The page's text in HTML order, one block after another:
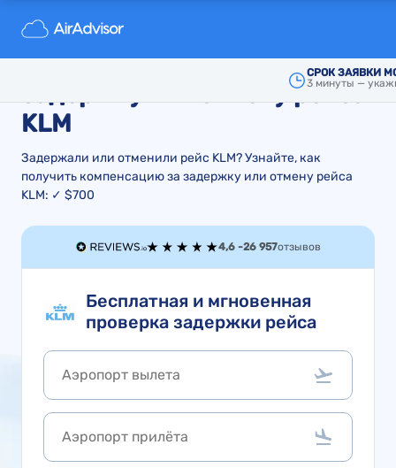
СРОК ЗАЯВКИ
3 минуты —
Компенсация и возврат
стоимости билета за
задержку или отмену рейса
KLM
Задержали или отменили рейс KLM? Узнайте, как
получить компенсацию за задержку или отмену рейса
KLM: ✓ $700
4,6 -26 957отзывов
Бесплатная и мгновенная
проверка задержки рейса